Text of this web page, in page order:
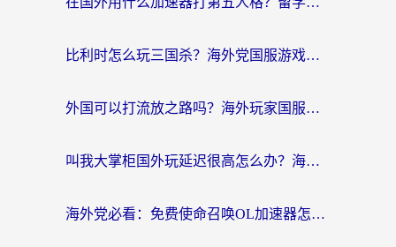
比利时怎么玩三国杀？海外党国服游戏加速器终极指南（附问道CODOL优化方案）
外国可以打流放之路吗？海外玩家国服游戏畅玩终极指南（附实测推荐）
叫我大掌柜国外玩延迟很高怎么办？海外党亲测的国服游戏加速全攻略
海外党必看：免费使命召唤OL加速器怎么选？3个国服游戏加速痛点一次性解决